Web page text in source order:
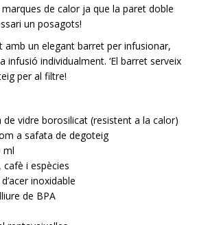
marques de calor ja que la paret doble
un posagots!
amb un elegant barret per infusionar,
infusió individualment. ‘El barret serveix
per al filtre!
vidre borosilicat (resistent a la calor)
a safata de degoteig
ml
i espècies
inoxidable
de BPA